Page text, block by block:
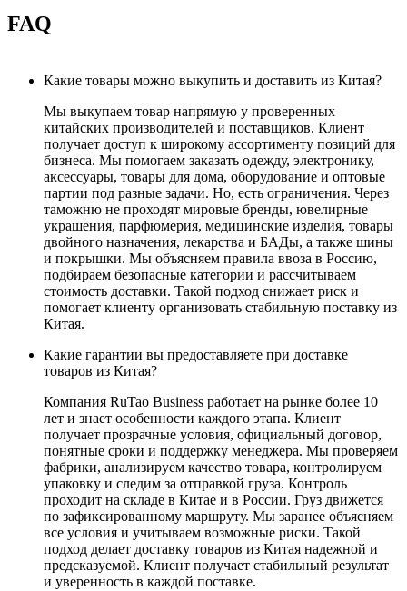
FAQ
Какие товары можно выкупить и доставить из Китая?
Мы выкупаем товар напрямую у проверенных
китайских производителей и поставщиков. Клиент
получает доступ к широкому ассортименту позиций для
бизнеса. Мы помогаем заказать одежду, электронику,
аксессуары, товары для дома, оборудование и оптовые
партии под разные задачи. Но, есть ограничения. Через
таможню не проходят мировые бренды, ювелирные
украшения, парфюмерия, медицинские изделия, товары
двойного назначения, лекарства и БАДы, а также шины
и покрышки. Мы объясняем правила ввоза в Россию,
подбираем безопасные категории и рассчитываем
стоимость доставки. Такой подход снижает риск и
помогает клиенту организовать стабильную поставку из
Китая.
Какие гарантии вы предоставляете при доставке
товаров из Китая?
Компания RuTao Business работает на рынке более 10
лет и знает особенности каждого этапа. Клиент
получает прозрачные условия, официальный договор,
понятные сроки и поддержку менеджера. Мы проверяем
фабрики, анализируем качество товара, контролируем
упаковку и следим за отправкой груза. Контроль
проходит на складе в Китае и в России. Груз движется
по зафиксированному маршруту. Мы заранее объясняем
все условия и учитываем возможные риски. Такой
подход делает доставку товаров из Китая надежной и
предсказуемой. Клиент получает стабильный результат
и уверенность в каждой поставке.